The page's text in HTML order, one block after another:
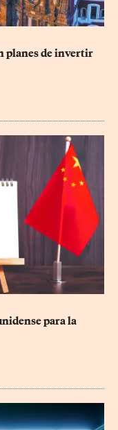
planes de invertir
para la